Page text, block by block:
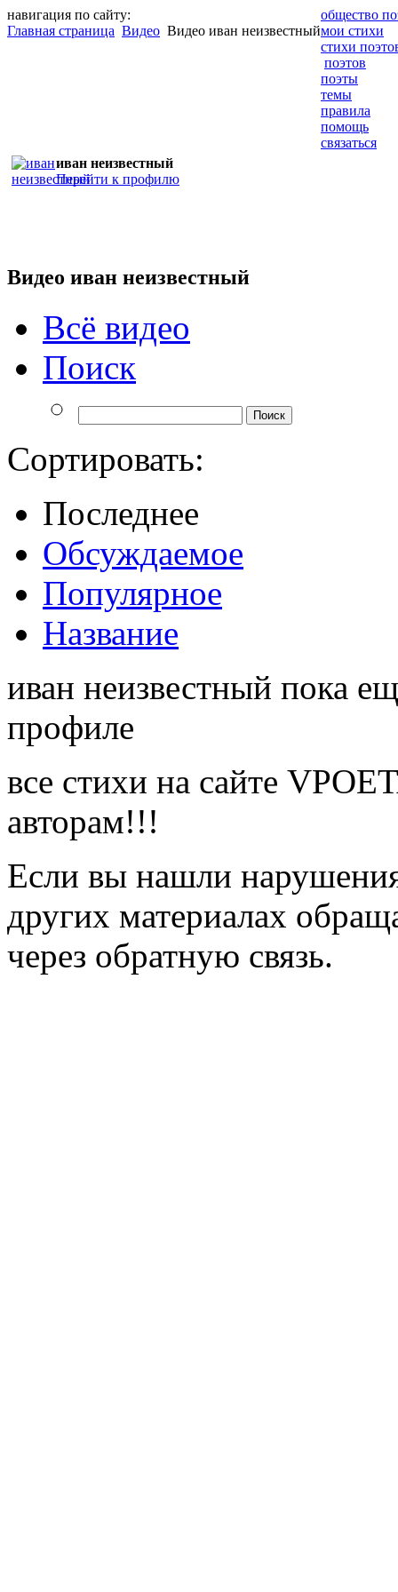
навигация по сайту:
Главная страница Видео Видео иван неизвестный
общество
мои стихи
стихи
поэтов
поэты
темы
правила
помощь
связаться
иван неизвестный
Перейти к профилю
Видео иван неизвестный
Всё видео
Поиск
Сортировать:
Последнее
Обсуждаемое
Популярное
Название
иван неизвестный пока
профиле
все стихи на сайте
авторам!!!
Если вы нашли
других материалах
через обратную связь.